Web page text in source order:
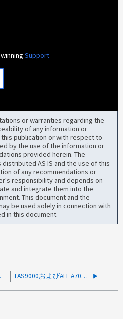
winningSupport
or warranties regarding the
of any information or
publication or with respect to
by the use of the information or
provided herein. The
AS IS and the use of this
of any recommendations or
responsibility and depends on
and integrate them into the
This document and the
be used solely in connection with
in this document.
ている FAS9000およびAFF A700でのブート時にDIMMがマッピングされ、エラー0x30が発生しました